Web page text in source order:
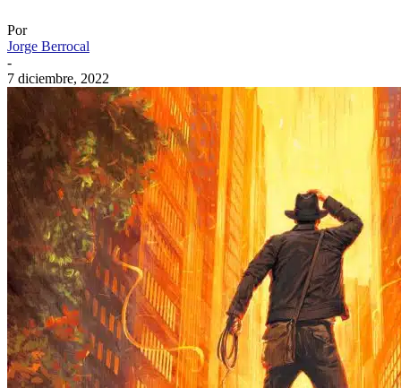
Por
Jorge Berrocal
-
7 diciembre, 2022